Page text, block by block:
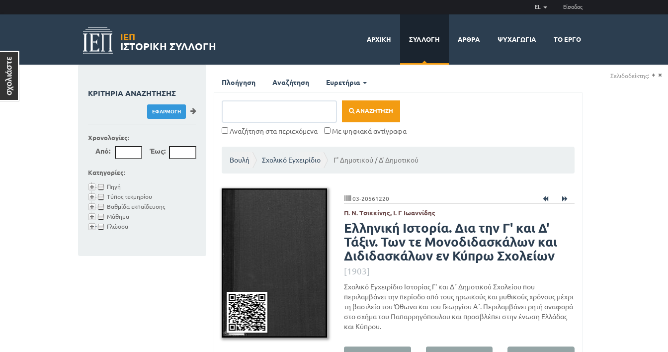
EL Είσοδος
ΙΕΠ
ΙΣΤΟΡΙΚΉ ΣΥΛΛΟΓΉ
ΑΡΧΙΚΉ ΣΥΛΛΟΓΉ ΆΡΘΡΑ ΨΥΧΑΓΩΓΊΑ ΤΟ ΈΡΓΟ
Πλοήγηση Αναζήτηση Ευρετήρια
ΑΝΑΖΉΤΗΣΗ
Αναζήτηση στα περιεχόμενα Με ψηφιακά αντίγραφα
Βουλή Σχολικό Εγχειρίδιο Γ' Δημοτικού / Δ' Δημοτικού
03-20561220
Π. Ν. Τσικκίνης, Ι. Γ Ιωαννίδης
Ελληνική Ιστορία. Δια την Γ' και Δ'
Τάξιν. Των τε Μονοδιδασκάλων και
Διδιδασκάλων εν Κύπρω Σχολείων
[1903]
Σχολικό Εγχειρίδιο Ιστορίας Γ' και Δ΄ Δημοτικού Σχολείου που
περιλαμβάνει την περίοδο από τους ηρωικούς και μυθικούς χρόνους μέχρι
τη βασιλεία του Όθωνα και του Γεωργίου Α΄. Περιλαμβάνει ρητή αναφορά
στο σχήμα του Παπαρρηγόπουλου και προσβλέπει στην ένωση Ελλάδας
και Κύπρου.
ΚΡΙΤΉΡΙΑ ΑΝΑΖΉΤΗΣΗΣ
Χρονολογίες:
Από: Έως:
Κατηγορίες:
Πηγή
Τύπος τεκμηρίου
Βαθμίδα εκπαίδευσης
Μάθημα
Γλώσσα
Σελιδοδείκτης: